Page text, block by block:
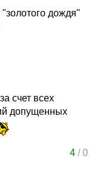
дождя"
счет всех
допущенных
4/0